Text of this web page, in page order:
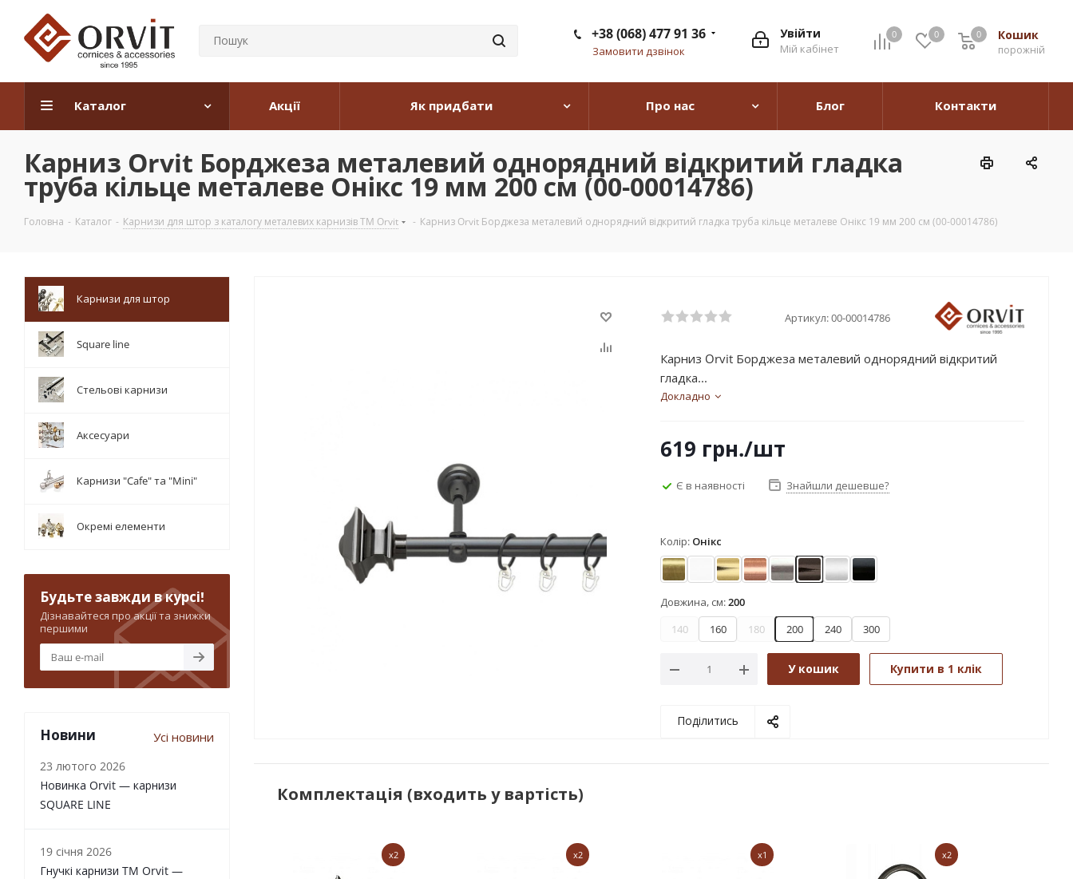
0 0 Кошик
0
порожній
0
Увійти
Мій кабінет
+38 (068) 477 91 36
Замовити дзвінок
Каталог Акції Як придбати Про нас Блог Контакти
Карниз Orvit Борджеза металевий однорядний відкритий гладка
труба кільце металеве Онікс 19 мм 200 см (00-00014786)
Головна - Каталог - Карнизи для штор з каталогу металевих карнизів TM Orvit - Карниз Orvit Борджеза металевий однорядний відкритий гладка труба кільце металеве Онікс 19 мм 200 см (00-00014786)
Артикул:00-00014786
Карниз Orvit Борджеза металевий однорядний відкритий
гладка...
Докладно
619 грн./шт
Є в наявності Знайшли дешевше?
Колір: Онікс
Антик АрктісЗолотоМідьНержавіюча сталь
ОніксСатинЧорний оксамит
Довжина, см:200
140
160 180 200 240 300
У кошик Купити в 1 клік
Поділитись
Комплектація (входить у вартість)
x2 x2 x1 x2
Карнизи для штор
Square line
Стельові карнизи
Аксесуари
Карнизи "Cafe" та "Mini"
Окремі елементи
Будьте завжди в курсі!
Дізнавайтеся про акції та знижки
першими
Новини Усі новини
23 лютого 2026
Новинка Orvit — карнизи
SQUARE LINE
19 січня 2026
Гнучкі карнизи TM Orvit —